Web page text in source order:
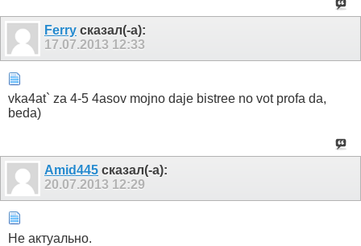
Ferry сказал(-а):
17.07.2013 12:33
vka4at` za 4-5 4asov mojno daje bistree no vot profa da,
beda)
Amid445 сказал(-а):
20.07.2013 12:29
Не актуально.